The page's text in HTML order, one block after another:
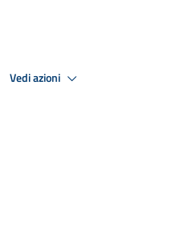
Vedi azioni